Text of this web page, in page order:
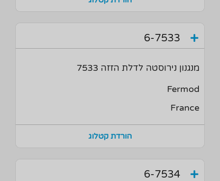
6-7533
מנגנון נירוסטה לדלת הזזה 7533
Fermod
France
הורדת קטלוג
6-7534